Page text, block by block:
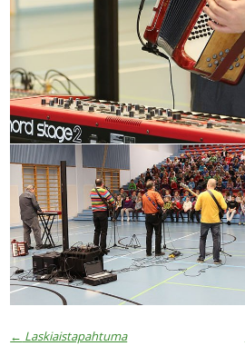
← Laskiaistapahtuma